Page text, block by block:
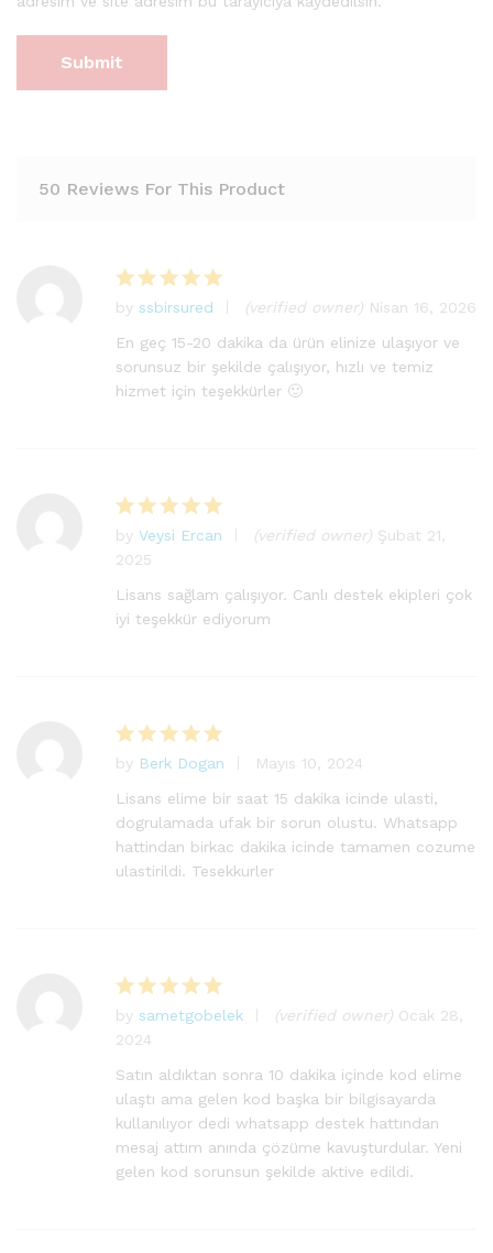
50 Reviews For This Product
5
üzerinden
5oy aldı
by ssbirsured (verified owner) Nisan 16, 2026
En geç 15-20 dakika da ürün elinize ulaşıyor ve
sorunsuz bir şekilde çalışıyor, hızlı ve temiz
hizmet için teşekkürler 🙂
5
üzerinden
5oy aldı
by Veysi Ercan (verified owner) Şubat 21,
2025
Lisans sağlam çalışıyor. Canlı destek ekipleri çok
iyi teşekkür ediyorum
5
üzerinden
5oy aldı
by Berk Dogan
Mayıs 10, 2024
Lisans elime bir saat 15 dakika icinde ulasti,
dogrulamada ufak bir sorun olustu. Whatsapp
hattindan birkac dakika icinde tamamen cozume
ulastirildi. Tesekkurler
5
üzerinden
5oy aldı
by sametgobelek (verified owner) Ocak 28,
2024
Satın aldıktan sonra 10 dakika içinde kod elime
ulaştı ama gelen kod başka bir bilgisayarda
kullanılıyor dedi whatsapp destek hattından
mesaj attım anında çözüme kavuşturdular. Yeni
gelen kod sorunsun şekilde aktive edildi.